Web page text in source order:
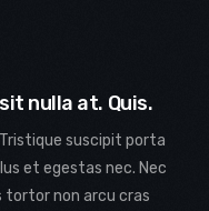
nulla at. Quis.
suscipit porta
et egestas nec. Nec
non arcu cras